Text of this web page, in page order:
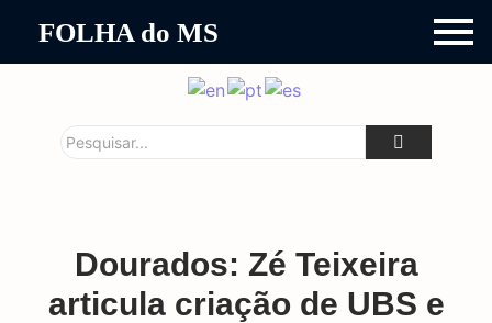
FOLHA do MS
Dourados: Zé Teixeira
articula criação de UBS e